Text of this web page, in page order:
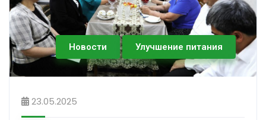
Новости Улучшение питания
23.05.2025